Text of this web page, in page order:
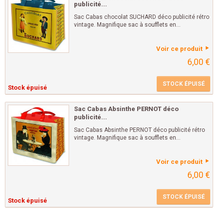
publicité...
Sac Cabas chocolat SUCHARD déco publicité rétro
vintage. Magnifique sac à soufflets en...
Voir ce produit
6,00 €
Stock épuisé STOCK ÉPUISÉ
Sac Cabas Absinthe PERNOT déco
publicité...
Sac Cabas Absinthe PERNOT déco publicité rétro
vintage. Magnifique sac à soufflets en...
Voir ce produit
6,00 €
Stock épuisé STOCK ÉPUISÉ